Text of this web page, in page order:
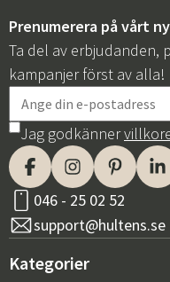
Prenumerera på vårt
Ta del av erbjudanden,
kampanjer först av alla!
Jag godkänner
046 - 25 02 52
support@hultens.se
Kategorier